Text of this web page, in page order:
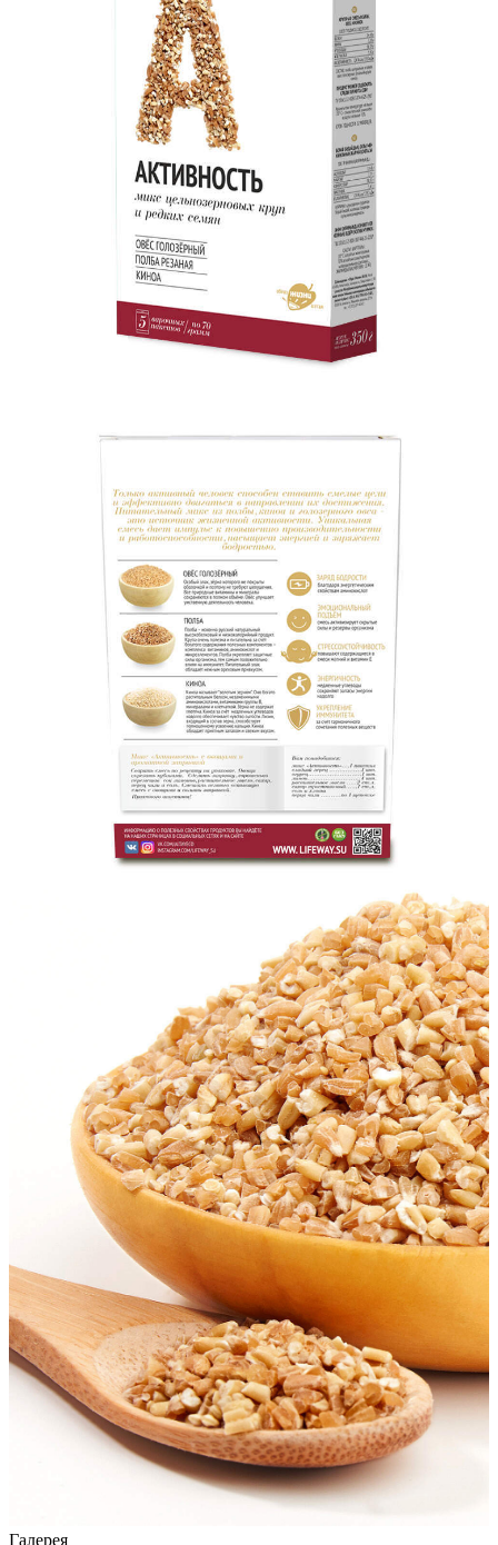
Галерея